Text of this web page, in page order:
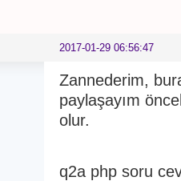
2017-01-29 06:56:47
Zannederim,
paylaşayım
olur.
q2a php soru